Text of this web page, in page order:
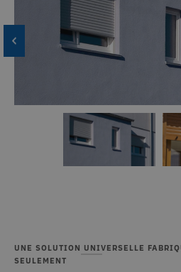
UNE SOLUTION UNIVERSELLE
SEULEMENT